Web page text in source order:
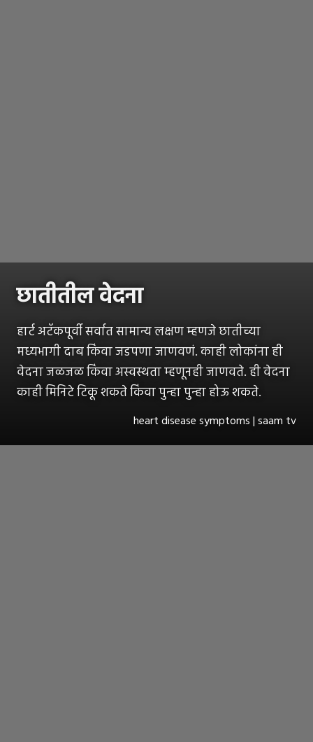
छातीतील वेदना
हार्ट अटॅकपूर्वी सर्वात सामान्य लक्षण म्हणजे छातीच्या
मध्यभागी दाब किंवा जडपणा जाणवणं. काही लोकांना ही
वेदना जळजळ किंवा अस्वस्थता म्हणूनही जाणवते. ही वेदना
काही मिनिटे टिकू शकते किंवा पुन्हा पुन्हा होऊ शकते.
heart disease symptoms | saam tv